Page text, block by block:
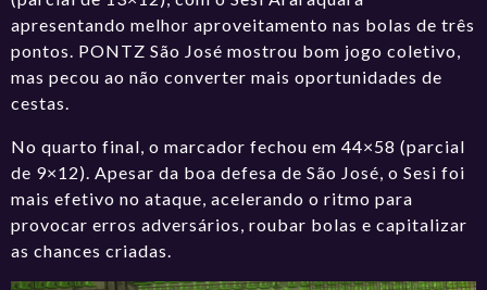
apresentando melhor aproveitamento nas bolas de três
pontos. PONTZ São José mostrou bom jogo coletivo,
mas pecou ao não converter mais oportunidades de
cestas.
No quarto final, o marcador fechou em 44×58 (parcial
de 9×12). Apesar da boa defesa de São José, o Sesi foi
mais efetivo no ataque, acelerando o ritmo para
provocar erros adversários, roubar bolas e capitalizar
as chances criadas.